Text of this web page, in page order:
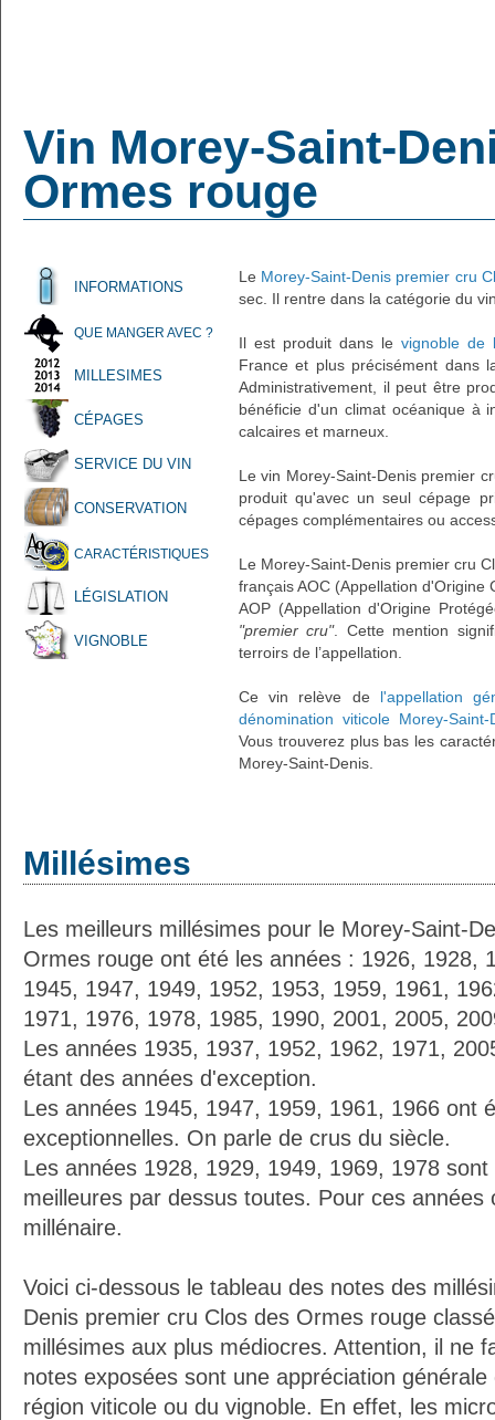
Vin Morey-Saint-
Ormes rouge
INFORMATIONS
QUE MANGER AVEC ?
MILLESIMES
CÉPAGES
SERVICE DU VIN
CONSERVATION
CARACTÉRISTIQUES
LÉGISLATION
VIGNOBLE
Le Morey-Saint-Denis premier cru
sec. Il rentre dans la catégorie du
Il est produit dans le vignoble de
France et plus précisément dans
Administrativement, il peut être
bénéficie d'un climat océanique à
calcaires et marneux.
Le vin Morey-Saint-Denis premier
produit qu'avec un seul cépage
cépages complémentaires ou
Le Morey-Saint-Denis premier cru
français AOC (Appellation
AOP (Appellation d'Origine
"premier cru". Cette mention
terroirs de l’appellation.
Ce vin relève de l'appellation
dénomination viticole Morey-
Vous trouverez plus bas les
Morey-Saint-Denis.
Millésimes
Les meilleurs millésimes pour le Morey-Saint-
Ormes rouge ont été les années : 1926, 1928,
1945, 1947, 1949, 1952, 1953, 1959, 1961,
1971, 1976, 1978, 1985, 1990, 2001, 2005,
Les années 1935, 1937, 1952, 1962, 1971,
étant des années d'exception.
Les années 1945, 1947, 1959, 1961, 1966 ont
exceptionnelles. On parle de crus du siècle.
Les années 1928, 1929, 1949, 1969, 1978
meilleures par dessus toutes. Pour ces années
millénaire.
Voici ci-dessous le tableau des notes des
Denis premier cru Clos des Ormes rouge
millésimes aux plus médiocres. Attention, il ne
notes exposées sont une appréciation
région viticole ou du vignoble. En effet, les